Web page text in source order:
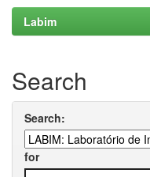
Labim
Search
Search:
for